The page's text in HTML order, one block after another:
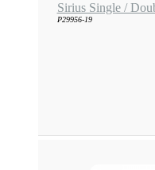
Sirius Single /
P29956-19